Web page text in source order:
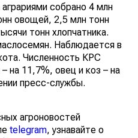
собрано 4 млн
овощей, 2,5 млн тонн
тонн хлопчатника.
Наблюдается в
Численность КРС
на 11,7%, овец и коз – на
пресс-службы.
агроновостей
telegram, узнавайте о